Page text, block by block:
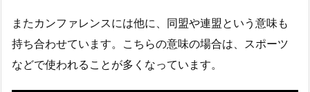
またカンファレンスには他に、同盟や連盟という意味も
持ち合わせています。こちらの意味の場合は、スポーツ
などで使われることが多くなっています。